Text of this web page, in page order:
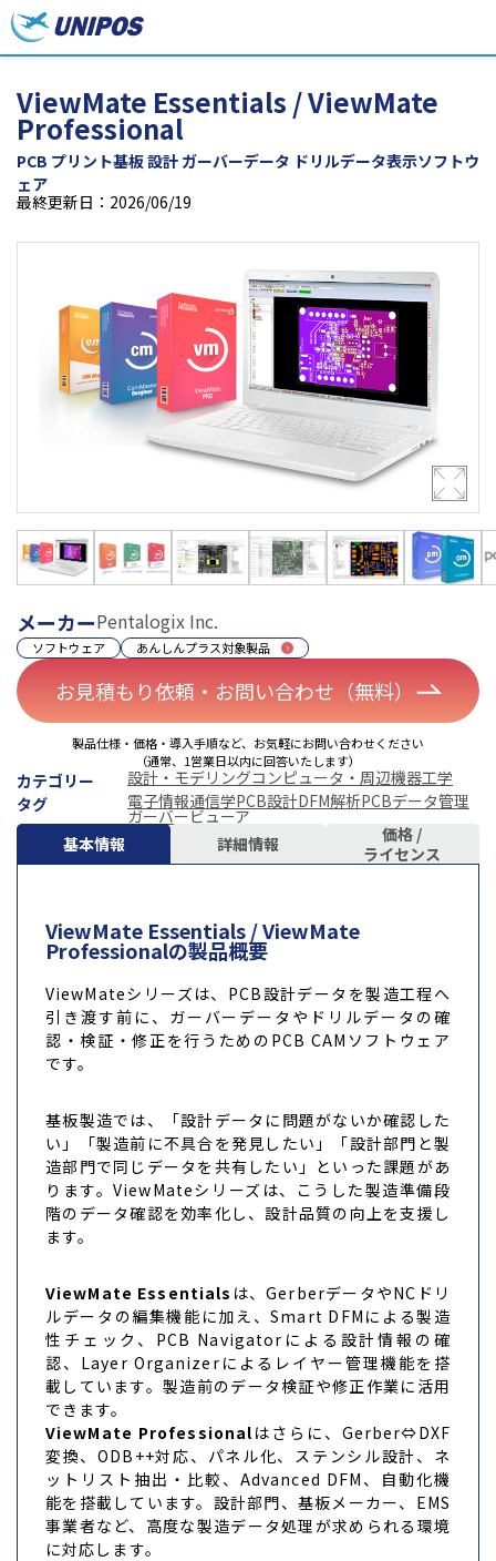
ViewMate Essentials / ViewMate
Professional
PCB プリント基板 設計 ガーバーデータ ドリルデータ表示ソフトウ
ェア
最終更新日：2026/06/19
メーカーPentalogix Inc.
ソフトウェア あんしんプラス対象製品
お見積もり依頼・お問い合わせ（無料）
製品仕様・価格・導入手順など、お気軽にお問い合わせください
（通常、1営業日以内に回答いたします）
カテゴリー 設計・モデリングコンピュータ・周辺機器工学
タグ
電子情報通信学PCB設計DFM解析PCBデータ管理
ガーバービューア
基本情報
詳細情報
価格 /
ライセンス
ViewMate Essentials / ViewMate
Professionalの製品概要
ViewMateシリーズは、PCB設計データを製造工程へ
引き渡す前に、ガーバーデータやドリルデータの確
認・検証・修正を行うためのPCB CAMソフトウェア
です。
基板製造では、「設計データに問題がないか確認した
い」「製造前に不具合を発見したい」「設計部門と製
造部門で同じデータを共有したい」といった課題があ
ります。ViewMateシリーズは、こうした製造準備段
階のデータ確認を効率化し、設計品質の向上を支援し
ます。
ViewMate Essentials は、GerberデータやNCドリ
ルデータの編集機能に加え、Smart DFMによる製造
性チェック、PCB Navigatorによる設計情報の確
認、Layer Organizerによるレイヤー管理機能を搭
載しています。製造前のデータ検証や修正作業に活用
できます。
ViewMate Professional はさらに、Gerber⇔DXF
変換、ODB++対応、パネル化、ステンシル設計、ネ
ットリスト抽出・比較、Advanced DFM、自動化機
能を搭載しています。設計部門、基板メーカー、EMS
事業者など、高度な製造データ処理が求められる環境
に対応します。